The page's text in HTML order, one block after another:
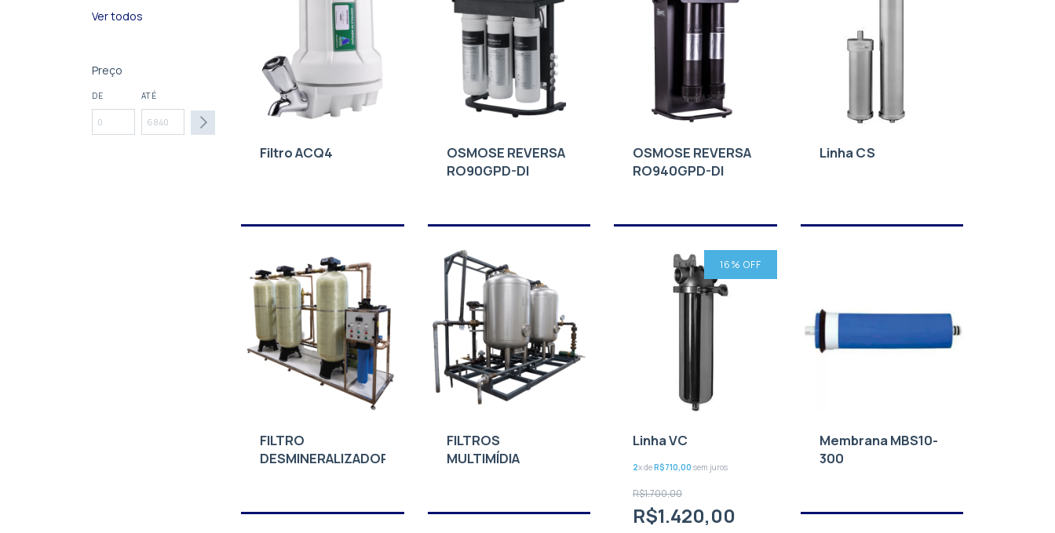
Ver todos
Preço
DE ATÉ
Filtro ACQ4
OSMOSE REVERSA
RO90GPD-DI
OSMOSE REVERSA
RO940GPD-DI
Linha CS
FILTRO
DESMINERALIZADOR
FILTROS
MULTIMÍDIA
16% OFF
Linha VC
2x deR$710,00 sem juros
R$1.700,00
R$1.420,00
Membrana MBS10-
300